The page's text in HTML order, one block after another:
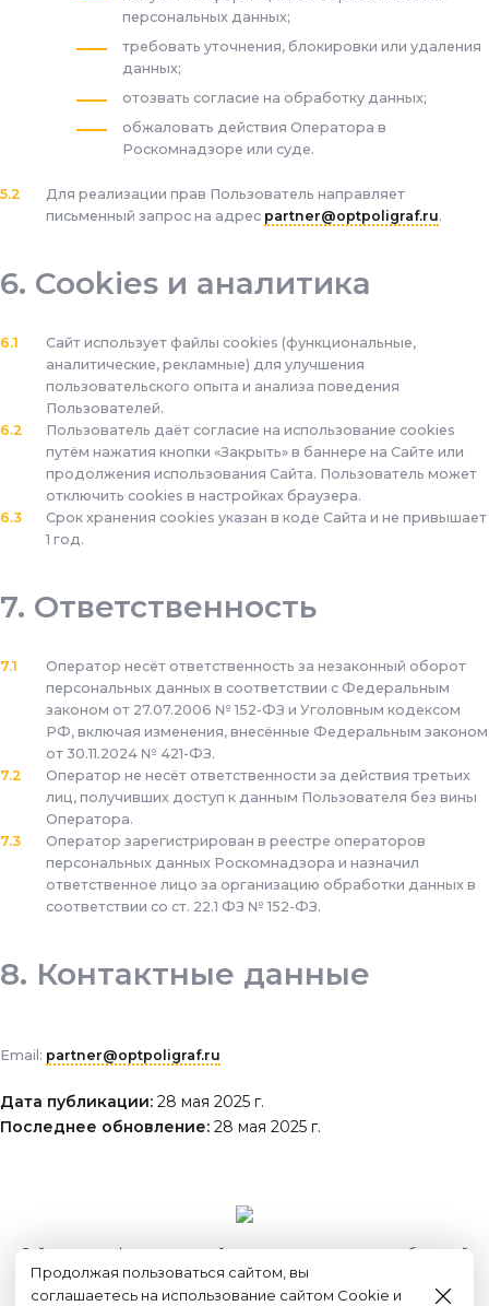
персональных данных;
требовать уточнения, блокировки или удаления
данных;
отозвать согласие на обработку данных;
обжаловать действия Оператора в
Роскомнадзоре или суде.
Для реализации прав Пользователь направляет
письменный запрос на адрес partner@optpoligraf.ru.
Cookies и аналитика
Сайт использует файлы cookies (функциональные,
аналитические, рекламные) для улучшения
пользовательского опыта и анализа поведения
Пользователей.
Пользователь даёт согласие на использование cookies
путём нажатия кнопки «Закрыть» в баннере на Сайте или
продолжения использования Сайта. Пользователь может
отключить cookies в настройках браузера.
Срок хранения cookies указан в коде Сайта и не привышает
1 год.
Ответственность
Оператор несёт ответственность за незаконный оборот
персональных данных в соответствии с Федеральным
законом от 27.07.2006 № 152-ФЗ и Уголовным кодексом
РФ, включая изменения, внесённые Федеральным законом
от 30.11.2024 № 421-ФЗ.
Оператор не несёт ответственности за действия третьих
лиц, получивших доступ к данным Пользователя без вины
Оператора.
Оператор зарегистрирован в реестре операторов
персональных данных Роскомнадзора и назначил
ответственное лицо за организацию обработки данных в
соответствии со ст. 22.1 ФЗ № 152-ФЗ.
Контактные данные
Email: partner@optpoligraf.ru
Дата публикации: 28 мая 2025 г.
Последнее обновление: 28 мая 2025 г.
Сайт носит информационный характер и не является публичной
офертой
2015 - 2026г. © ООО "Оптполиграф".
Продолжая пользоваться сайтом, вы
соглашаетесь на использование сайтом Cookie и